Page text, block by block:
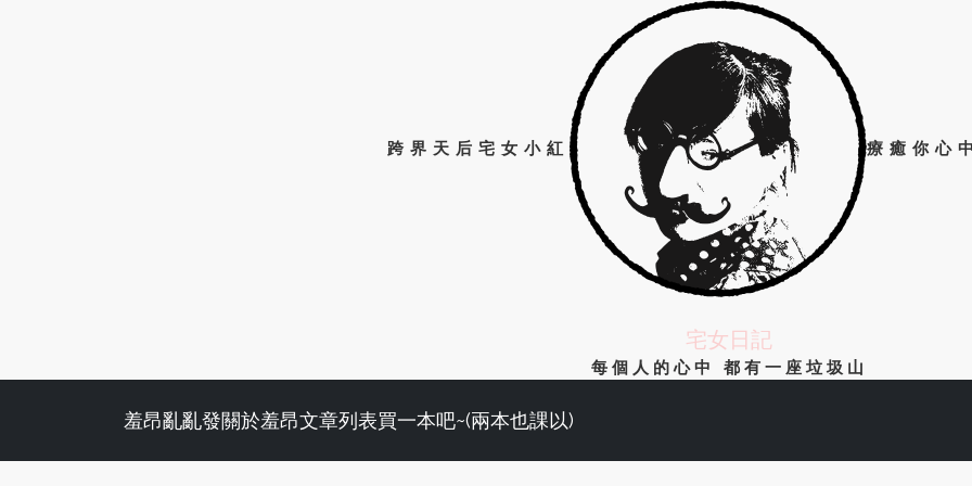
跨界天后宅女小紅 療癒你心
宅女日記
每個人的心中 都有一座垃圾山
羞昂亂亂發關於羞昂文章列表買一本吧~(兩本也課以)